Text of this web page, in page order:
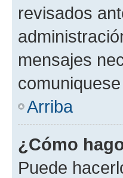
revisados
mensajes
Arriba
¿Cómo
Puede